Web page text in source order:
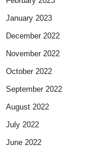
January 2023
December 2022
November 2022
October 2022
September 2022
August 2022
July 2022
June 2022